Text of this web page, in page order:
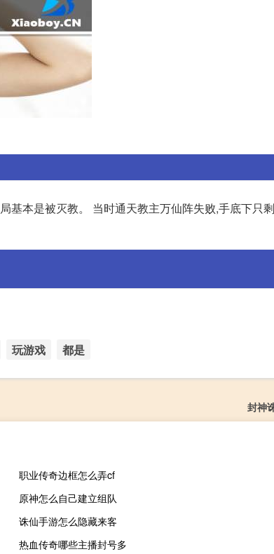
基本是被灭教。 当时通天教主万仙阵失败,手底下只
玩游戏 都是
封神
职业传奇边框怎么弄cf
原神怎么自己建立组队
诛仙手游怎么隐藏来客
热血传奇哪些主播封号多